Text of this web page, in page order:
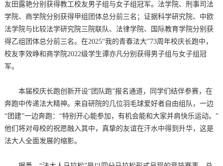
友田露艳分别获得教工校友男子组与女子组冠军。法学院、刑事司法
学院、商学院分别获得甲组团体总分前三名；证据科学研究院、中欧
法学院与比较法学研究院三院联队、法律学院、国际教育学院分别获
得乙组团体总分前三名。在2025“我的青春法大”73周年校庆长跑中，
校友李效峥和商学院2022级学生谭亦凡分别获得男子组与女子组冠
军。
本届校庆长跑创新开设“团队跑”报名通道，同学们结伴参赛，在
奔跑中传递法大精神。来自研院的几位羽毛球爱好者自由组队，一边
“团建”一边奔跑：“特别开心能参加，有机会能和大家并肩快乐运动。”
他们将对母校的祝愿融入其中，真挚的友谊在汗水中得到升华，这是
法大人全面发展的缩影。